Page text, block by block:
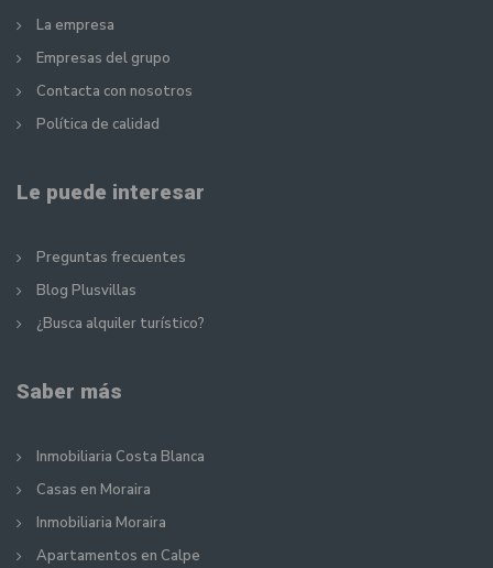
La empresa
Empresas del grupo
Contacta con nosotros
Política de calidad
Le puede interesar
Preguntas frecuentes
Blog Plusvillas
¿Busca alquiler turístico?
Saber más
Inmobiliaria Costa Blanca
Casas en Moraira
Inmobiliaria Moraira
Apartamentos en Calpe